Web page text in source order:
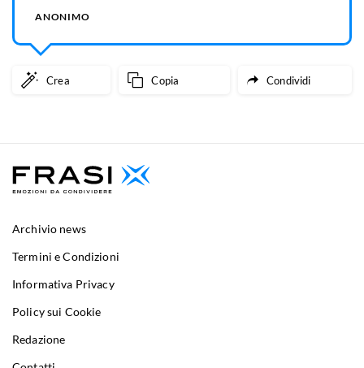
ANONIMO
Crea Copia Condividi
Archivio news
Termini e Condizioni
Informativa Privacy
Policy sui Cookie
Redazione